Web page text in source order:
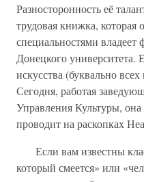
Разносторонность её
трудовая книжка, которая
специальностями
Донецкого университета.
искусства (буквально
Сегодня, работая
Управления Культуры,
проводит на раскопках
Если вам известны
который смеется» или